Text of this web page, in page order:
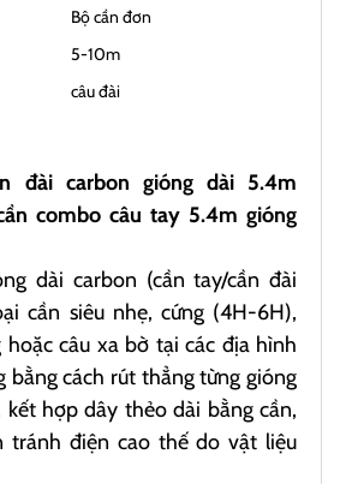
Bộ cần đơn
5-10m
câu đài
đài carbon gióng dài 5.4m
combo câu tay 5.4m gióng
dài carbon (cần tay/cần đài
cần siêu nhẹ, cứng (4H-6H),
hoặc câu xa bờ tại các địa hình
bằng cách rút thẳng từng gióng
hợp dây thẻo dài bằng cần,
tránh điện cao thế do vật liệu